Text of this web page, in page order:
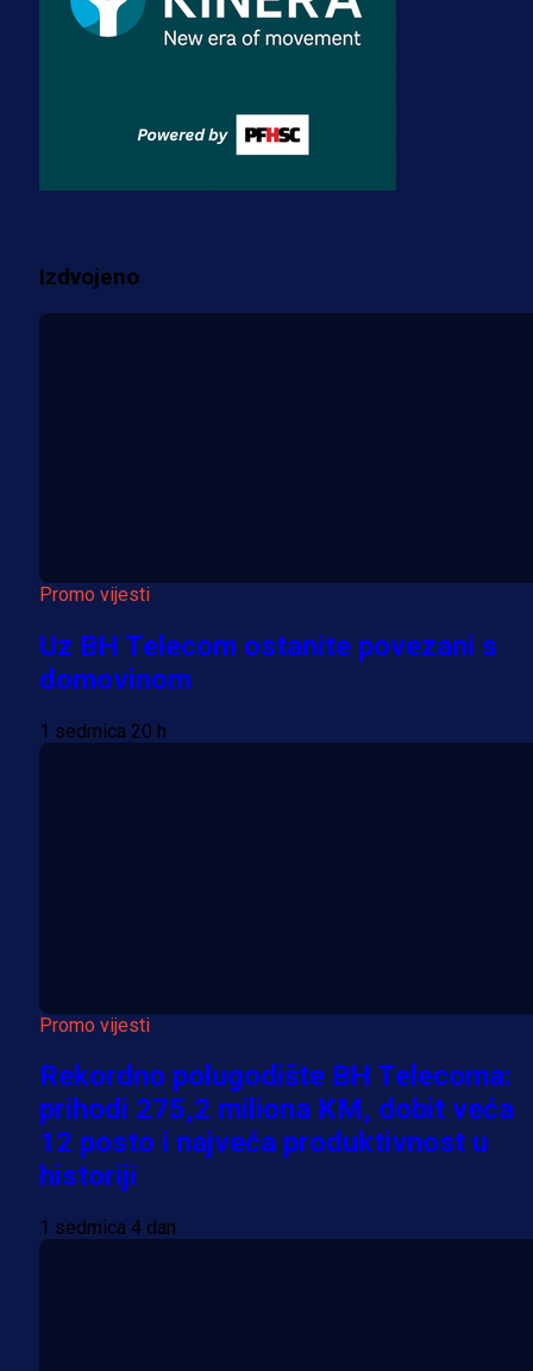
3 sedmica 4 dan
Premijer liga BiH
za pranje novca, pretresaju
prostorije FK Borac!
Izdvojeno
Promo vijesti
Uz BH Telecom ostanite povezani s
domovinom
1 sedmica 20 h
Promo vijesti
Rekordno polugodište BH Telecoma:
prihodi 275,2 miliona KM, dobit veća
12 posto i najveća produktivnost u
historiji
1 sedmica 4 dan